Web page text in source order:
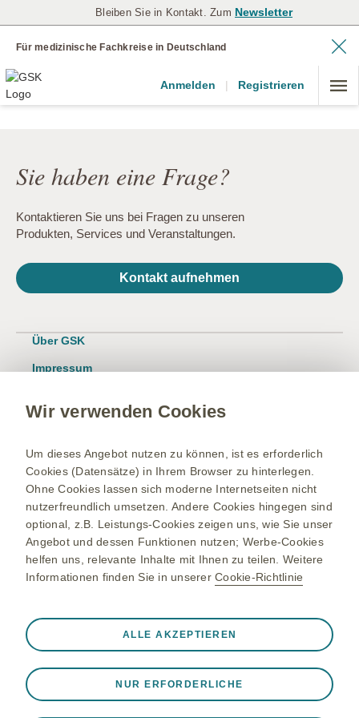
Bleiben Sie in Kontakt. Zum Newsletter
Für medizinische Fachkreise in Deutschland
Anmelden | Registrieren
Sie haben eine Frage?
Kontaktieren Sie uns bei Fragen zu unseren
Produkten, Services und Veranstaltungen.
Kontakt aufnehmen
Über GSK
Impressum
Kontakt/Nebenwirkung melden
Newsletter
Bestellservice
Therapiegebiete
Meningokokken-Erkrankungen
Registrieren Sie sich und erhalten Sie exklusiven Zugang zu
medizinischen Fachinformationen. Mit unserem E-Mail
Service erhalten Sie zudem relevante Produktinformationen,
Studien, Einladungen zu Events und vieles mehr.
Updates via Newsletter erhalten
Wir verwenden Cookies
Um dieses Angebot nutzen zu können, ist es erforderlich
Cookies (Datensätze) in Ihrem Browser zu hinterlegen.
Ohne Cookies lassen sich moderne Internetseiten nicht
nutzerfreundlich umsetzen. Andere Cookies hingegen sind
optional, z.B. Leistungs-Cookies zeigen uns, wie Sie unser
Angebot und dessen Funktionen nutzen; Werbe-Cookies
helfen uns, relevante Inhalte mit Ihnen zu teilen. Weitere
Informationen finden Sie in unserer Cookie-Richtlinie
Nur unbedingt erforderliche Cookies
❮
funktioniert, z. B. um Sitzungsdaten während eines
Website-Besuchs zu speichern, Cookie- und Tag-
NUR ERFORDERLICHE
ALLE AKZEPTIEREN